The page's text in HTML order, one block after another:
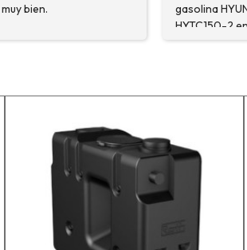
gasolina HYUNDAI
fue una muy buena
con detalle para
asegurarme de que
estaba eligiendo la
máquina más adecuada
para mi trabajo. Salvador,
la persona con que estuve
contactactanto me
explicó todo￼ En
Voy a repetir
Gran
depósitos ...